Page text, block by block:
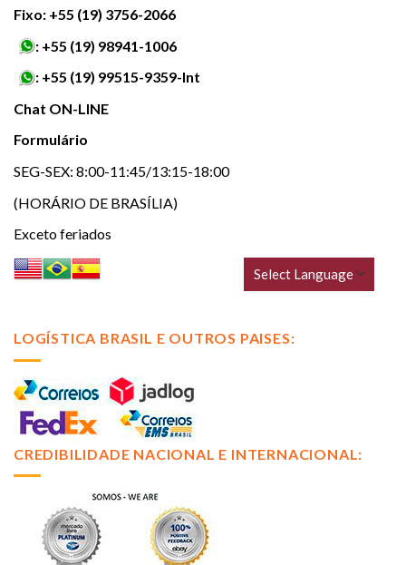
Fixo: +55 (19) 3756-2066
: +55 (19) 98941-1006
: +55 (19) 99515-9359-Int
Chat ON-LINE
Formulário
SEG-SEX: 8:00-11:45/13:15-18:00
(HORÁRIO DE BRASÍLIA)
Exceto feriados
LOGÍSTICA BRASIL E OUTROS PAISES:
CREDIBILIDADE NACIONAL E INTERNACIONAL: